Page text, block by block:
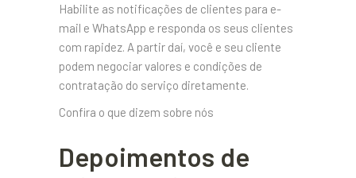
Habilite as notificações de clientes para e-
mail e WhatsApp e responda os seus clientes
com rapidez. A partir daí, você e seu cliente
podem negociar valores e condições de
contratação do serviço diretamente.
Confira o que dizem sobre nós
Depoimentos de